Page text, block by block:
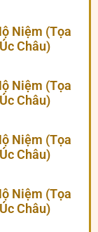
Niệm (Tọa
Châu)
Niệm (Tọa
Châu)
Niệm (Tọa
Châu)
Niệm (Tọa
Châu)